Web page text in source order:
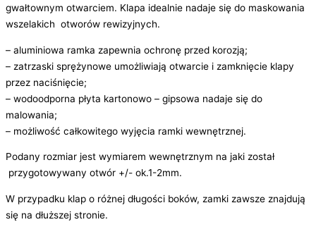
gwałtownym otwarciem. Klapa idealnie nadaje się do maskowania
wszelakich otworów rewizyjnych.
– aluminiowa ramka zapewnia ochronę przed korozją;
– zatrzaski sprężynowe umożliwiają otwarcie i zamknięcie klapy
przez naciśnięcie;
– wodoodporna płyta kartonowo – gipsowa nadaje się do
malowania;
– możliwość całkowitego wyjęcia ramki wewnętrznej.
Podany rozmiar jest wymiarem wewnętrznym na jaki został
przygotowywany otwór +/- ok.1-2mm.
W przypadku klap o różnej długości boków, zamki zawsze znajdują
się na dłuższej stronie.